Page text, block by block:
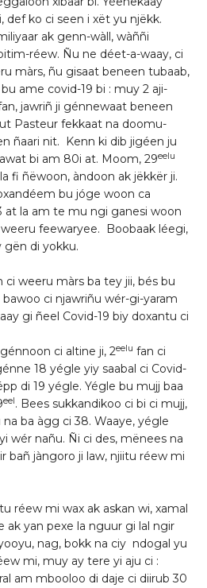
def ko ci seen i xët yu njëkk.
ak genn-wàll, wàññi
réew. Ñu ne déet-a-waay, ci
màrs, ñu gisaat beneen tubaab,
ame covid-19 bi : muy 2 aji-
jawriñ ji génnewaat beneen
Pasteur fekkaat na doomu-
ñaari nit. Kenn ki dib jigéen ju
bi am 80i at. Moom, 29eelu
fi ñëwoon, àndoon ak jëkkër ji.
bu jóge woon ca
at la am te mu ngi ganesi woon
feewaryee. Boobaak léegi,
gën di yokku.
ci weeru màrs ba tey jii, bés bu
ci njawriñu wér-gi-yaram
gi ñeel Covid-19 biy doxantu ci
ci altine ji, 2eelu fan ci
18 yégle yiy saabal ci Covid-
di 19 yégle. Yégle bu mujj baa
eel . Bees sukkandikoo ci bi ci mujj,
ba àgg ci 38. Waaye, yégle
wér nañu. Ñi ci des, mënees na
bañ jàngoro ji law, njiitu réew mi
réew mi wax ak askan wi, xamal
ak yan pexe la nguur gi lal ngir
nag, bokk na ciy ndogal yu
mi, muy ay tere yi aju ci :
am mbooloo di daje ci diirub 30